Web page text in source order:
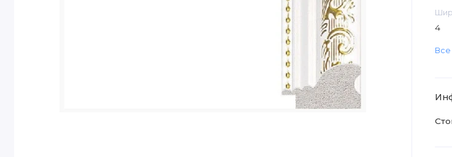
4
Все